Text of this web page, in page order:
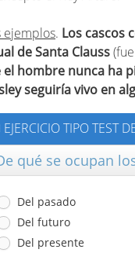
ejemplos. Los cascos
de Santa Clauss
el hombre nunca ha
seguiría vivo en
EJERCICIO TIPO TEST
qué se ocupan
Del pasado
Del futuro
Del presente